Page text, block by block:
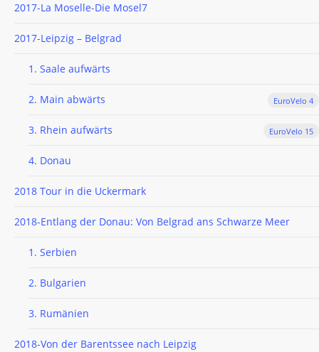
2017-La Moselle-Die Mosel7
2017-Leipzig – Belgrad
1. Saale aufwärts
2. Main abwärts EuroVelo 4
3. Rhein aufwärts EuroVelo 15
4. Donau
2018 Tour in die Uckermark
2018-Entlang der Donau: Von Belgrad ans Schwarze Meer
1. Serbien
2. Bulgarien
3. Rumänien
2018-Von der Barentssee nach Leipzig